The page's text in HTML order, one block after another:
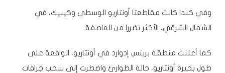
وفيكندا كانت مقاطعتا أونتاريو الوسطى وكيبيك، في
الشمال الشرقي، الأكثر تضررا من العاصفة.
كما أعلنت منطقة برينس إدوارد في أونتاريو، الواقعة على
طول بحيرة أونتاريو، حالة الطوارئ واضطرت إلى سحب جرافات